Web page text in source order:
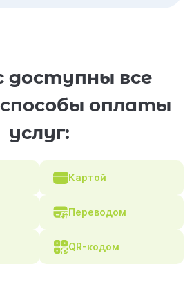
доступны все
оплаты
услуг:
Картой
Переводом
QR-кодом